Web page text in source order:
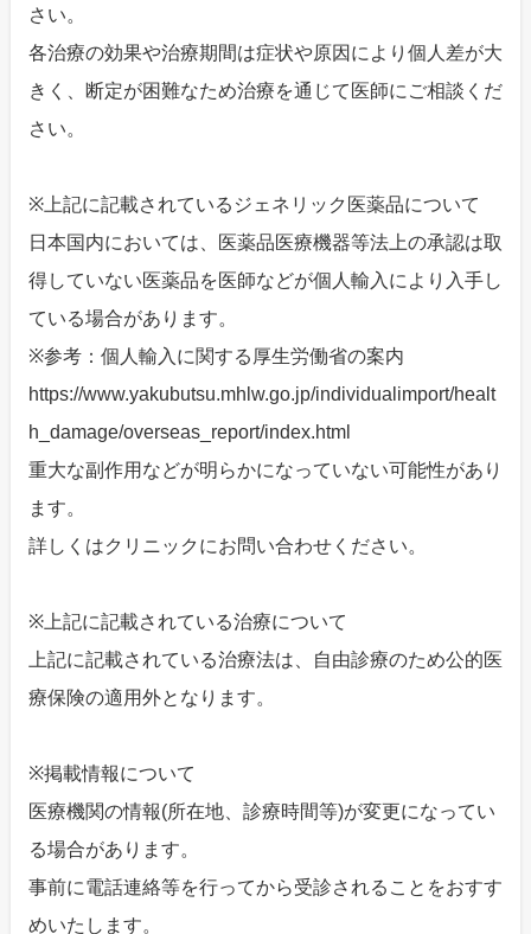
さい。
各治療の効果や治療期間は症状や原因により個人差が大
きく、断定が困難なため治療を通じて医師にご相談くだ
さい。
※上記に記載されているジェネリック医薬品について
日本国内においては、医薬品医療機器等法上の承認は取
得していない医薬品を医師などが個人輸入により入手し
ている場合があります。
※参考：個人輸入に関する厚生労働省の案内
https://www.yakubutsu.mhlw.go.jp/individualimport/healt
h_damage/overseas_report/index.html
重大な副作用などが明らかになっていない可能性があり
ます。
詳しくはクリニックにお問い合わせください。
※上記に記載されている治療について
上記に記載されている治療法は、自由診療のため公的医
療保険の適用外となります。
※掲載情報について
医療機関の情報(所在地、診療時間等)が変更になってい
る場合があります。
事前に電話連絡等を行ってから受診されることをおすす
めいたします。